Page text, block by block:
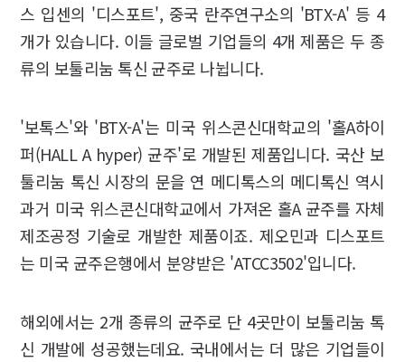
스 입센의 '디스포트', 중국 란주연구소의 'BTX-A' 등 4
개가 있습니다. 이들 글로벌 기업들의 4개 제품은 두 종
류의 보툴리눔 톡신 균주로 나뉩니다.
'보톡스'와 'BTX-A'는 미국 위스콘신대학교의 '홀A하이
퍼(HALL A hyper) 균주'로 개발된 제품입니다. 국산 보
툴리눔 톡신 시장의 문을 연 메디톡스의 메디톡신 역시
과거 미국 위스콘신대학교에서 가져온 홀A 균주를 자체
제조공정 기술로 개발한 제품이죠. 제오민과 디스포트
는 미국 균주은행에서 분양받은 'ATCC3502'입니다.
해외에서는 2개 종류의 균주로 단 4곳만이 보툴리눔 톡
신 개발에 성공했는데요. 국내에서는 더 많은 기업들이